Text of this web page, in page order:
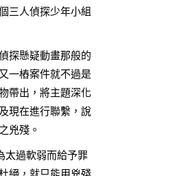
三人偵探少年小組
探懸疑動畫那般的
一樁案件就不過是
帶出，將主題深化
現在進行聯繫，說
兇殘。
太過軟弱而給予罪